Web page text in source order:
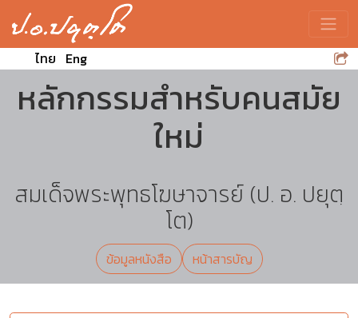
ไทย Eng
หลักกรรมสำหรับคนสมัย
ใหม่
สมเด็จพระพุทธโฆษาจารย์ (ป. อ. ปยุตฺ
โต)
ข้อมูลหนังสือ หน้าสารบัญ